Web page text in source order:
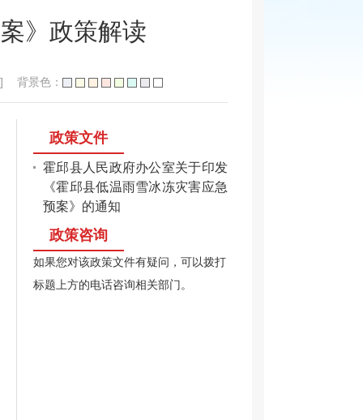
》政策解读
背景色：
政策文件
霍邱县人民政府办公室关于印发
《霍邱县低温雨雪冰冻灾害应急
预案》的通知
政策咨询
如果您对该政策文件有疑问，可以拨打
标题上方的电话咨询相关部门。